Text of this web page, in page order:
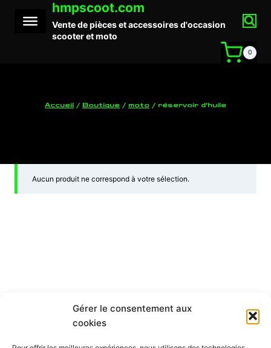
Gérer le consentement aux
cookies
contenu
hmpscoot.com
Vente de pièces et accessoires d'occasion
scooter et moto
0
Accueil / Boutique / moto / réservoir d'huile
Aucun produit ne correspond à votre sélection.
INFORMATION